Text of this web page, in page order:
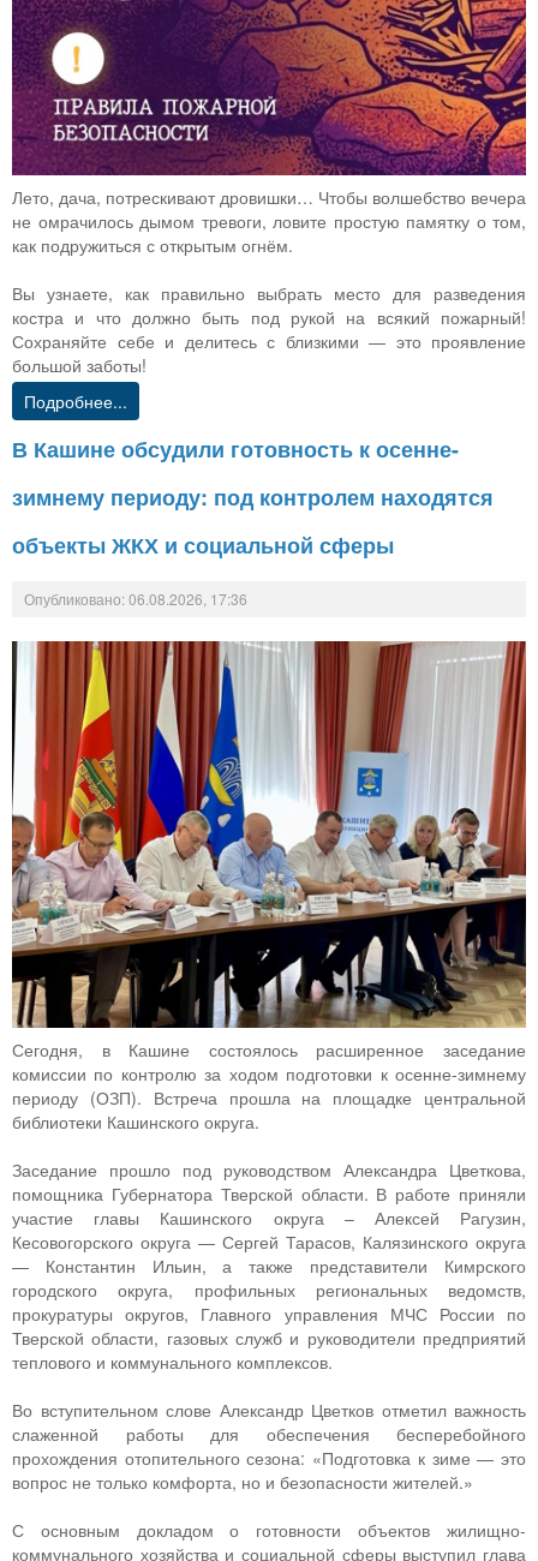
Лето, дача, потрескивают дровишки… Чтобы волшебство вечера
не омрачилось дымом тревоги, ловите простую памятку о том,
как подружиться с открытым огнём.
Вы узнаете, как правильно выбрать место для разведения
костра и что должно быть под рукой на всякий пожарный!
Сохраняйте себе и делитесь с близкими — это проявление
большой заботы!
Подробнее...
В Кашине обсудили готовность к осенне-
зимнему периоду: под контролем находятся
объекты ЖКХ и социальной сферы
Опубликовано: 06.08.2026, 17:36
Сегодня, в Кашине состоялось расширенное заседание
комиссии по контролю за ходом подготовки к осенне-зимнему
периоду (ОЗП). Встреча прошла на площадке центральной
библиотеки Кашинского округа.
Заседание прошло под руководством Александра Цветкова,
помощника Губернатора Тверской области. В работе приняли
участие главы Кашинского округа – Алексей Рагузин,
Кесовогорского округа — Сергей Тарасов, Калязинского округа
— Константин Ильин, а также представители Кимрского
городского округа, профильных региональных ведомств,
прокуратуры округов, Главного управления МЧС России по
Тверской области, газовых служб и руководители предприятий
теплового и коммунального комплексов.
Во вступительном слове Александр Цветков отметил важность
слаженной работы для обеспечения бесперебойного
прохождения отопительного сезона: «Подготовка к зиме — это
вопрос не только комфорта, но и безопасности жителей.»
С основным докладом о готовности объектов жилищно-
коммунального хозяйства и социальной сферы выступил глава